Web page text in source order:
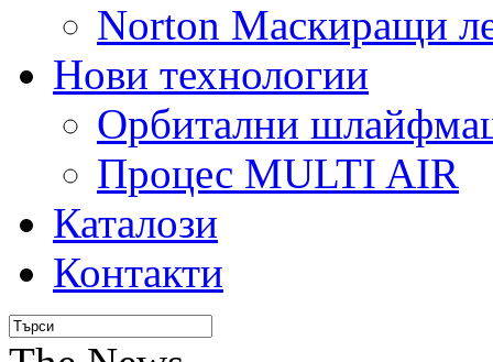
Norton Маскиращи
Нови технологии
Орбитални
Процес MULTI AIR
Каталози
Контакти